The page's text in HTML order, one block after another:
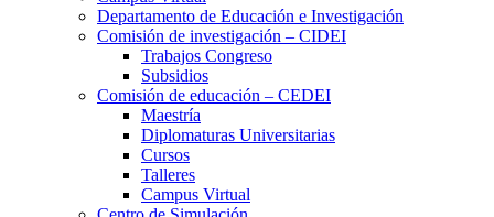
Departamento de Educación e Investigación
Comisión de investigación – CIDEI
Trabajos Congreso
Subsidios
Comisión de educación – CEDEI
Maestría
Diplomaturas Universitarias
Cursos
Talleres
Campus Virtual